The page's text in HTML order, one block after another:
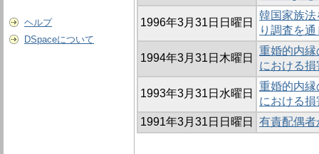
ヘルプ
DSpaceについて
1996年3月31日日曜日
韓国家族
り調査を
1994年3月31日木曜日
重婚的内縁
における
1993年3月31日水曜日
重婚的内縁
における
1991年3月31日日曜日
有責配偶